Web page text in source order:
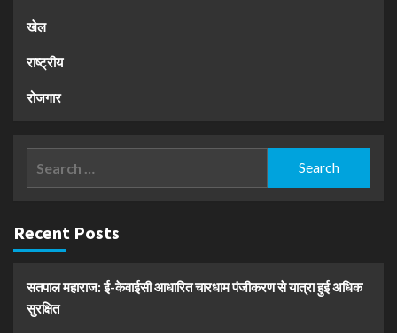
खेल
राष्ट्रीय
रोजगार
Recent Posts
सतपाल महाराज: ई-केवाईसी आधारित चारधाम पंजीकरण से यात्रा हुई अधिक
सुरक्षित